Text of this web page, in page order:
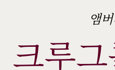
앰